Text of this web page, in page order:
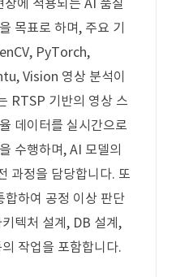
에 적용되는 AI 품질
목표로 하며, 주요 기
PyTorch,
Vision 영상 분석이
RTSP 기반의 영상 스
데이터를 실시간으로
수행하며, AI 모델의
과정을 담당합니다. 또
합하여 공정 이상 판단
텍처 설계, DB 설계,
작업을 포함합니다.